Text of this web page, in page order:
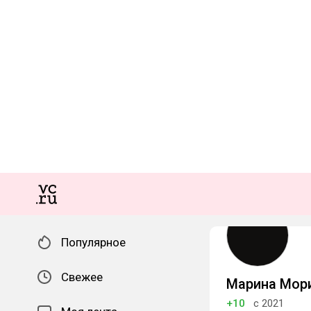
Популярное
Свежее Марина
+10 с 2021